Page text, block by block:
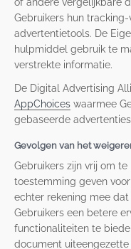
Gebruikers hun
advertentietools. De
hulpmiddel gebruik te
verstrekte informatie.
De Digital Advertising
AppChoices waarmee
gebaseerde
Gevolgen van het
Gebruikers zijn vrij om
toestemming geven
echter rekening mee
Gebruikers een betere
functionaliteiten te
document